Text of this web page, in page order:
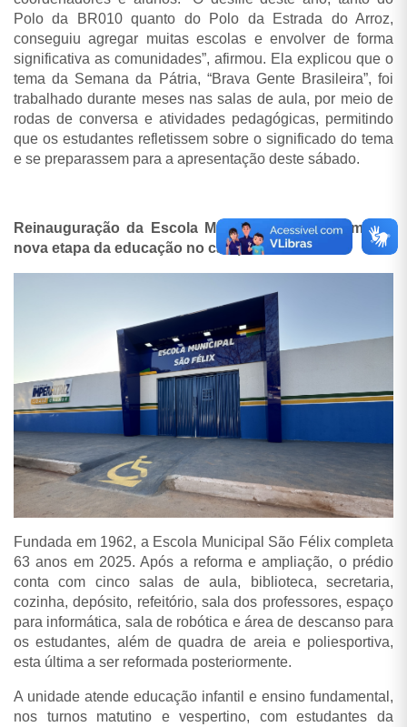
Polo da BR010 quanto do Polo da Estrada do Arroz,
conseguiu agregar muitas escolas e envolver de forma
significativa as comunidades”, afirmou. Ela explicou que o
tema da Semana da Pátria, “Brava Gente Brasileira”, foi
trabalhado durante meses nas salas de aula, por meio de
rodas de conversa e atividades pedagógicas, permitindo
que os estudantes refletissem sobre o significado do tema
e se preparassem para a apresentação deste sábado.
Reinauguração da Escola Municipal São Félix marca
nova etapa da educação no campo
Fundada em 1962, a Escola Municipal São Félix completa
63 anos em 2025. Após a reforma e ampliação, o prédio
conta com cinco salas de aula, biblioteca, secretaria,
cozinha, depósito, refeitório, sala dos professores, espaço
para informática, sala de robótica e área de descanso para
os estudantes, além de quadra de areia e poliesportiva,
esta última a ser reformada posteriormente.
A unidade atende educação infantil e ensino fundamental,
nos turnos matutino e vespertino, com estudantes da